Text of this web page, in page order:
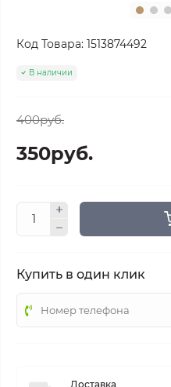
Код Товара: 1513874492
В наличии
400руб.
350руб.
Купить в один клик
Доставка